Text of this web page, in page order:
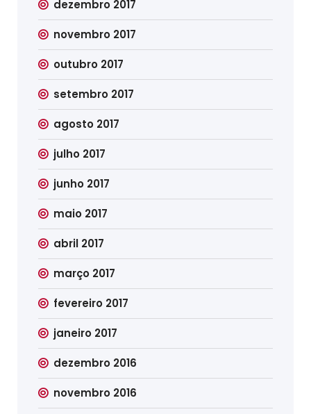
dezembro 2017
novembro 2017
outubro 2017
setembro 2017
agosto 2017
julho 2017
junho 2017
maio 2017
abril 2017
março 2017
fevereiro 2017
janeiro 2017
dezembro 2016
novembro 2016